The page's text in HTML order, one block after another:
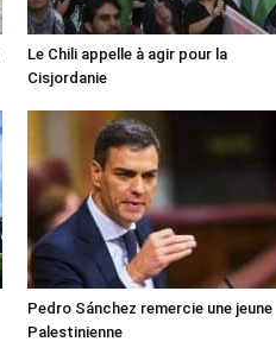
Le Chili appelle à agir pour la
Cisjordanie
Pedro Sánchez remercie une jeune
Palestinienne